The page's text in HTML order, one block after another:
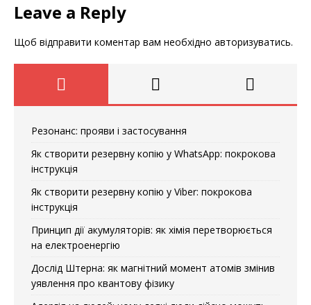
Leave a Reply
Щоб відправити коментар вам необхідно авторизуватись.
Резонанс: прояви і застосування
Як створити резервну копію у WhatsApp: покрокова
інструкція
Як створити резервну копію у Viber: покрокова
інструкція
Принцип дії акумуляторів: як хімія перетворюється
на електроенергію
Дослід Штерна: як магнітний момент атомів змінив
уявлення про квантову фізику